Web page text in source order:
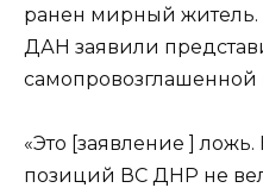
ранен мирный
ДАН заявили
самопровозглашенной
«Это [заявление ]
позиций ВС ДНР не